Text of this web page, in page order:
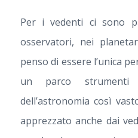
Per i vedenti ci sono
osservatori, nei
penso di essere l’unica
un parco
dell’astronomia così
apprezzato anche dai